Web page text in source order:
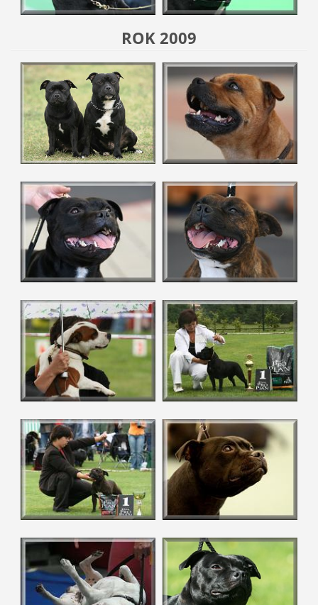
ROK 2009